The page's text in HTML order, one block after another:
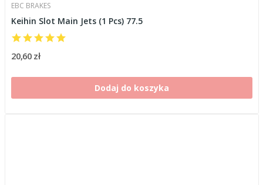
EBC BRAKES
Keihin Slot Main Jets (1 Pcs) 77.5
20,60 zł
Dodaj do koszyka